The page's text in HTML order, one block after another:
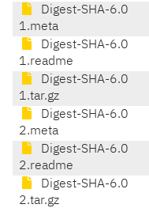
Digest-SHA-6.0
1.meta
Digest-SHA-6.0
1.readme
Digest-SHA-6.0
1.tar.gz
Digest-SHA-6.0
2.meta
Digest-SHA-6.0
2.readme
Digest-SHA-6.0
2.tar.gz